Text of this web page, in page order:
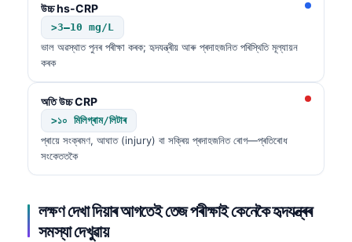
উচ্চ hs-CRP
>3–10 mg/L
ভাল অৱস্থাত পুনৰ পৰীক্ষা কৰক; হৃদযন্ত্ৰীয় আৰু প্ৰদাহজনিত পৰিস্থিতি মূল্যায়ন
কৰক
অতি উচ্চ CRP
>১০ মিলিগ্ৰাম/লিটাৰ
প্ৰায়ে সংক্ৰমণ, আঘাত (injury) বা সক্ৰিয় প্ৰদাহজনিত ৰোগ—প্ৰতিৰোধ
সংকেততকৈ
লক্ষণ দেখা দিয়াৰ আগতেই তেজ পৰীক্ষাই কেনেকৈ হৃদযন্ত্ৰৰ
সমস্যা দেখুৱায়